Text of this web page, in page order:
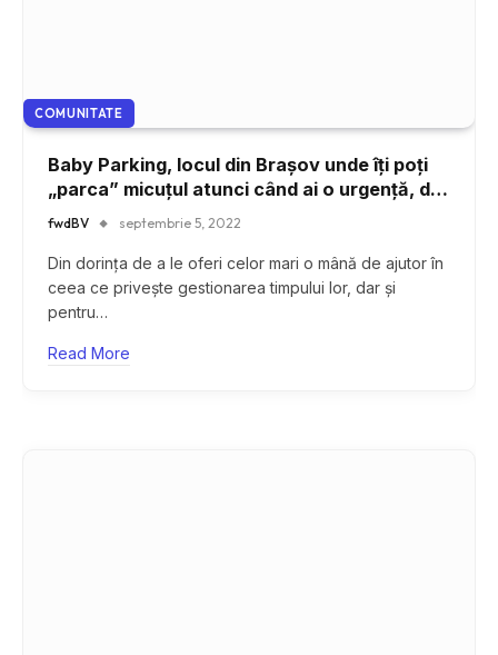
COMUNITATE
Baby Parking, locul din Brașov unde îți poți
„parca” micuțul atunci când ai o urgență, dar
nu numai
fwdBV septembrie 5, 2022
Din dorința de a le oferi celor mari o mână de ajutor în
ceea ce privește gestionarea timpului lor, dar și
pentru…
Read More